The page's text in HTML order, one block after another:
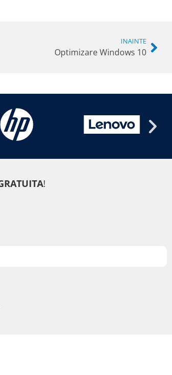
INAINTE
Optimizare Windows 10
!